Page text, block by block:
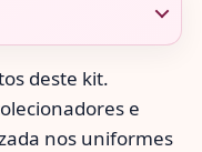
deste kit.
e
nos uniformes